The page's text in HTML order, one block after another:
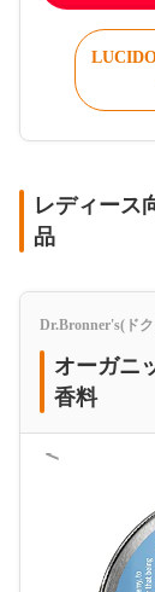
レディース
品
Dr.Bronner's(ド
オーガニ
香料
＜